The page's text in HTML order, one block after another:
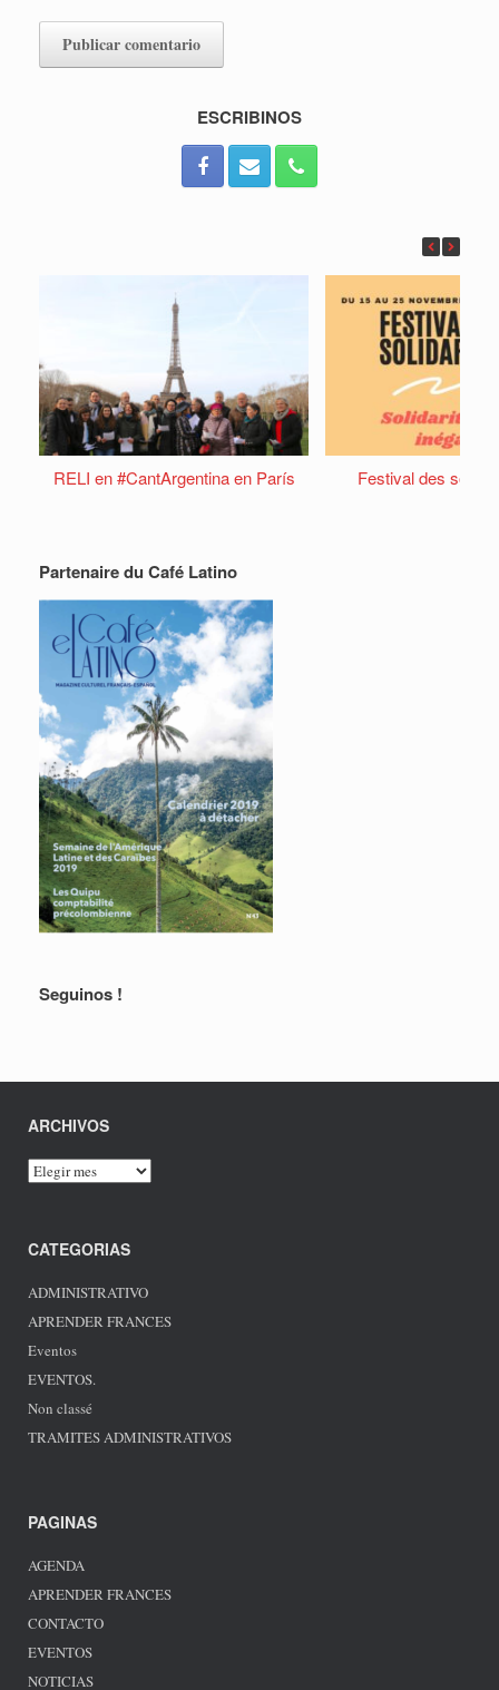
ESCRIBINOS
RELI en #CantArgentina en París Festival des
Partenaire du Café Latino
Seguinos !
ARCHIVOS
ARCHIVOS
CATEGORIAS
ADMINISTRATIVO
APRENDER FRANCES
Eventos
EVENTOS.
Non classé
TRAMITES ADMINISTRATIVOS
PAGINAS
AGENDA
APRENDER FRANCES
CONTACTO
EVENTOS
NOTICIAS